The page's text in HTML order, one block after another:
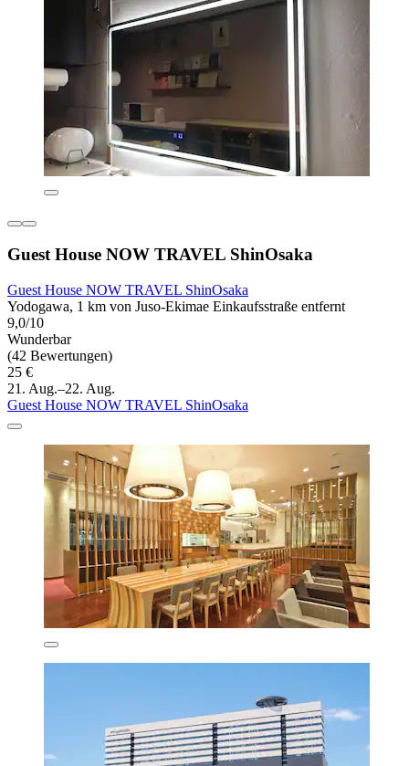
Guest House NOW TRAVEL ShinOsaka
Guest House NOW TRAVEL ShinOsaka
Yodogawa, 1 km von Juso-Ekimae Einkaufsstraße entfernt
9,0/10
Wunderbar
(42 Bewertungen)
25 €
21. Aug.–22. Aug.
Guest House NOW TRAVEL ShinOsaka